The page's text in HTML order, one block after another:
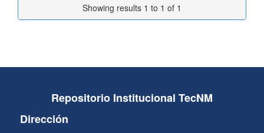
Showing results 1 to 1 of 1
Repositorio Institucional TecNM
Dirección